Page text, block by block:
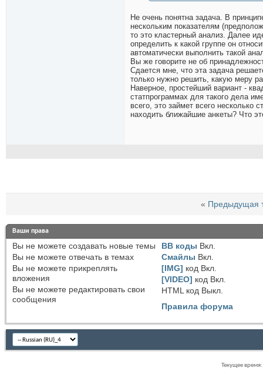
Не очень понятна задача. В
нескольким показателям
то это кластерный анализ. Далее
определить к какой группе он
автоматически выполнить такой
Вы же говорите не об
Сдается мне, что эта задача
только нужно решить, какую меру
Наверное, простейший вариант -
статпрограммах для такого дела
всего, это займет всего несколько
находить ближайшие анкеты? Что
« Предыдущая
Ваши права
Вы не можете создавать новые темы
Вы не можете отвечать в темах
Вы не можете прикреплять
вложения
Вы не можете редактировать свои
сообщения
BB коды Вкл.
Смайлы Вкл.
[IMG] код Вкл.
[VIDEO] код Вкл.
HTML код Выкл.
Правила форума
Текущее время: